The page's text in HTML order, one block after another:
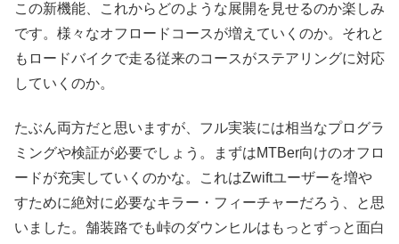
この新機能、これからどのような展開を見せるのか楽しみ
です。様々なオフロードコースが増えていくのか。それと
もロードバイクで走る従来のコースがステアリングに対応
していくのか。
たぶん両方だと思いますが、フル実装には相当なプログラ
ミングや検証が必要でしょう。まずはMTBer向けのオフロ
ードが充実していくのかな。これはZwiftユーザーを増や
すために絶対に必要なキラー・フィーチャーだろう、と思
いました。舗装路でも峠のダウンヒルはもっとずっと面白